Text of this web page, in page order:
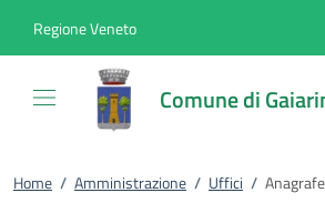
Regione Veneto
Comune di
Home / Amministrazione / Uffici / Anagrafe